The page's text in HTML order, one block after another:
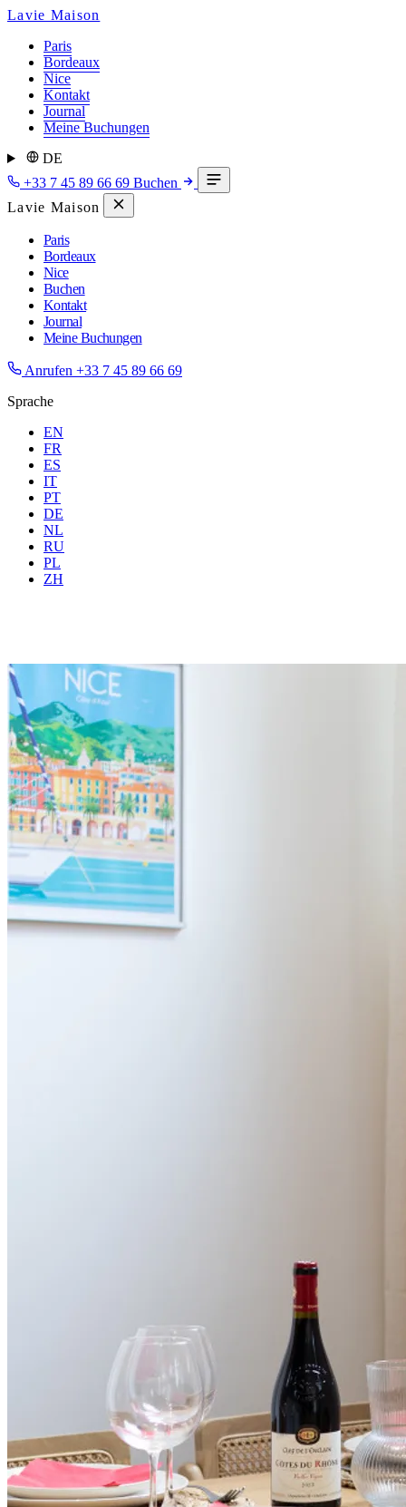
Lavie Maison
Paris
Bordeaux
Nice
Kontakt
Journal
Meine Buchungen
DE
+33 7 45 89 66 69 Buchen
Lavie Maison
Paris
Bordeaux
Nice
Buchen
Kontakt
Journal
Meine Buchungen
Anrufen +33 7 45 89 66 69
Sprache
EN
FR
ES
IT
PT
DE
NL
RU
PL
ZH
Alle
2 Gäste